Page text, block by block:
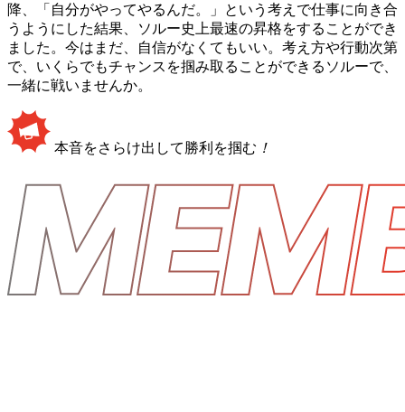
降、「自分がやってやるんだ。」という考えで仕事に向き合
うようにした結果、ソルー史上最速の昇格をすることができ
ました。今はまだ、自信がなくてもいい。考え方や行動次第
で、いくらでもチャンスを掴み取ることができるソルーで、
一緒に戦いませんか。
本音をさらけ出して勝利を掴む ！